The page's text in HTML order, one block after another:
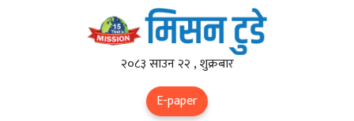
२०८३ साउन २२ , शुक्रबार
E-paper